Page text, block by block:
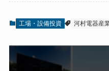
工場・設備投資 河村電器産